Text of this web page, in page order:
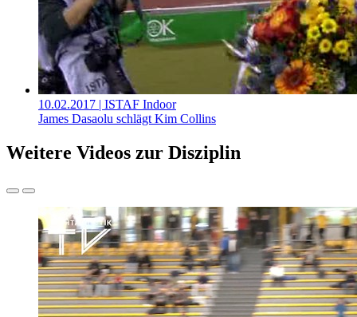
10.02.2017 | ISTAF Indoor
James Dasaolu schlägt Kim Collins
Weitere Videos zur Disziplin